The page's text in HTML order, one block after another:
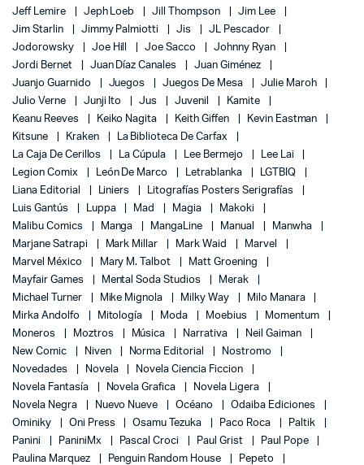
Jeff Lemire
Jeph Loeb Jill Thompson
Jim Lee
Jim Starlin
Jimmy Palmiotti Jis
JL Pescador
Jodorowsky
Joe Hill Joe Sacco
Johnny Ryan
Jordi Bernet
Juan Díaz Canales
Juan Giménez
Juanjo Guarnido
Juegos Juegos De Mesa
Julie Maroh
Julio Verne
Junji Ito Jus Juvenil
Kamite
Keanu Reeves
Keiko Nagita Keith Giffen
Kevin Eastman
Kitsune
Kraken
La Biblioteca De Carfax
La Caja De Cerillos
La Cúpula Lee Bermejo
Lee Lai
Legion Comix
León De Marco Letrablanka
LGTBIQ
Liana Editorial
Liniers
Litografías Posters Serigrafías
Luis Gantús
Luppa Mad Magia
Makoki
Malibu Comics
Manga MangaLine Manual
Manwha
Marjane Satrapi
Mark Millar Mark Waid
Marvel
Marvel México
Mary M. Talbot
Matt Groening
Mayfair Games
Mental Soda Studios
Merak
Michael Turner
Mike Mignola Milky Way
Milo Manara
Mirka Andolfo
Mitología Moda Moebius
Momentum
Moneros
Moztros Música Narrativa
Neil Gaiman
New Comic
Niven Norma Editorial
Nostromo
Novedades
Novela
Novela Ciencia Ficcion
Novela Fantasía
Novela Grafica
Novela Ligera
Novela Negra
Nuevo Nueve Océano
Odaiba Ediciones
Ominiky
Oni Press Osamu Tezuka Paco Roca
Paltik
Panini
PaniniMx Pascal Croci Paul Grist
Paul Pope
Paulina Marquez
Penguin Random House
Pepeto